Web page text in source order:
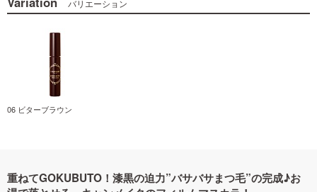
バリエーション
06 ビターブラウン
重ねてGOKUBUTO！漆黒の迫力”バサバサまつ毛”の完成♪お